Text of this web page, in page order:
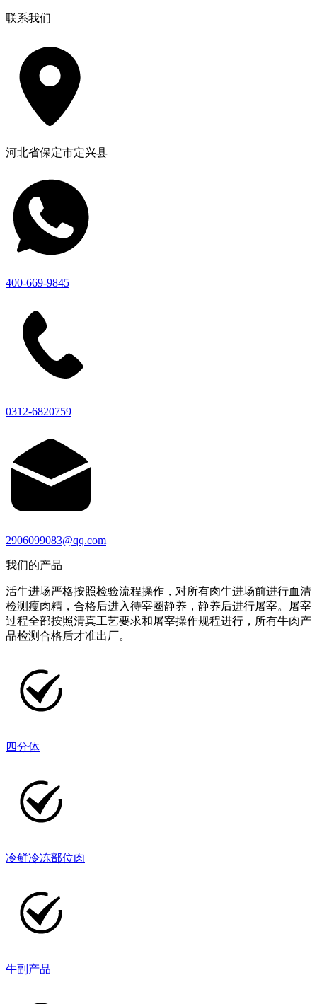
联系我们
河北省保定市定兴县
400-669-9845
0312-6820759
2906099083@qq.com
我们的产品
活牛进场严格按照检验流程操作，对所有肉牛进场前进行血清
检测瘦肉精，合格后进入待宰圈静养，静养后进行屠宰。屠宰
过程全部按照清真工艺要求和屠宰操作规程进行，所有牛肉产
品检测合格后才准出厂。
四分体
冷鲜冷冻部位肉
牛副产品